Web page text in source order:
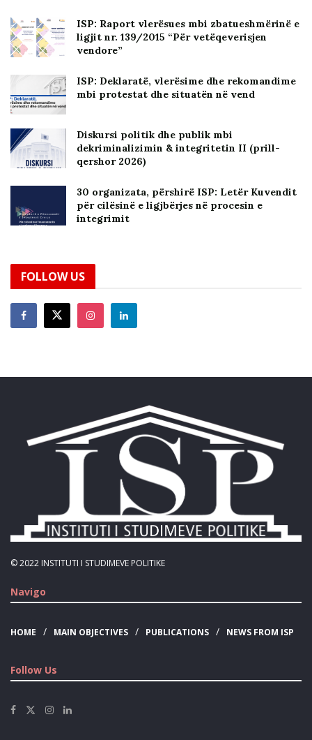
ISP: Raport vlerësues mbi zbatueshmërinë e
ligjit nr. 139/2015 “Për vetëqeverisjen
vendore”
ISP: Deklaratë, vlerësime dhe rekomandime
mbi protestat dhe situatën në vend
Diskursi politik dhe publik mbi
dekriminalizimin & integritetin II (prill-
qershor 2026)
30 organizata, përshirë ISP: Letër Kuvendit
për cilësinë e ligjbërjes në procesin e
integrimit
FOLLOW US
© 2022 INSTITUTI I STUDIMEVE POLITIKE
Navigo
HOME MAIN OBJECTIVES PUBLICATIONS NEWS FROM ISP
Follow Us